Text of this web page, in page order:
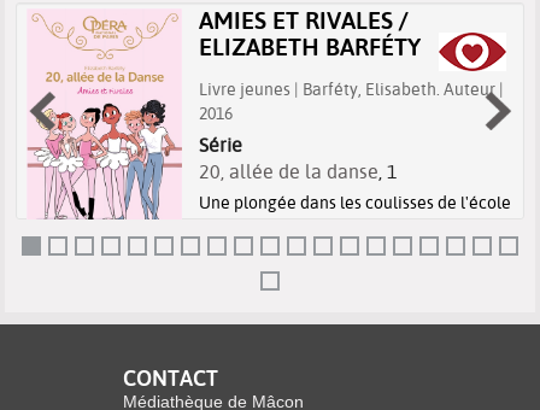
AMIES ET RIVALES /
ELIZABETH BARFÉTY
Livre jeunes | Barféty, Elisabeth. Auteur |
2016
Série
20, allée de la danse, 1
Une plongée dans les coulisses de l'école
rats sont en compétition pour deux rôles
dans un ballet au Palais Garnier. Maïna,
à elle. Elle se demande...
CONTACT
Médiathèque de Mâcon